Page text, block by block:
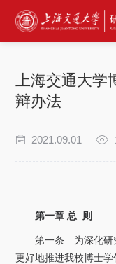
首页
招生工作
卓越工程师
专项工作
上海交通大学
辩办法
2021.09.01
第一章 总 则
第一条 为深化研
更好地推进我校博士学